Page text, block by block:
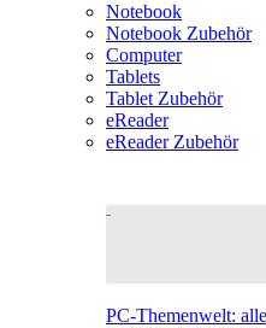
Notebook
Notebook Zubehör
Computer
Tablets
Tablet Zubehör
eReader
eReader Zubehör
PC-Themenwelt: